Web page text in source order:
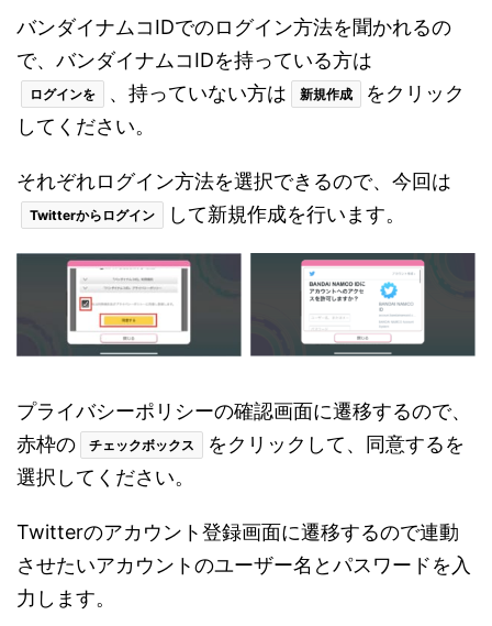
バンダイナムコIDでのログイン方法を聞かれるの
で、バンダイナムコIDを持っている方は
ログインを 、持っていない方は 新規作成
をクリック
してください。
それぞれログイン方法を選択できるので、今回は
Twitterからログイン して新規作成を行います。
プライバシーポリシーの確認画面に遷移するので、
赤枠の
チェックボックス
をクリックして、同意するを
選択してください。
Twitterのアカウント登録画面に遷移するので連動
させたいアカウントのユーザー名とパスワードを入
力します。